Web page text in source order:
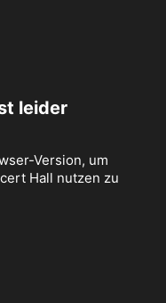
leider
Version, um
Hall nutzen zu